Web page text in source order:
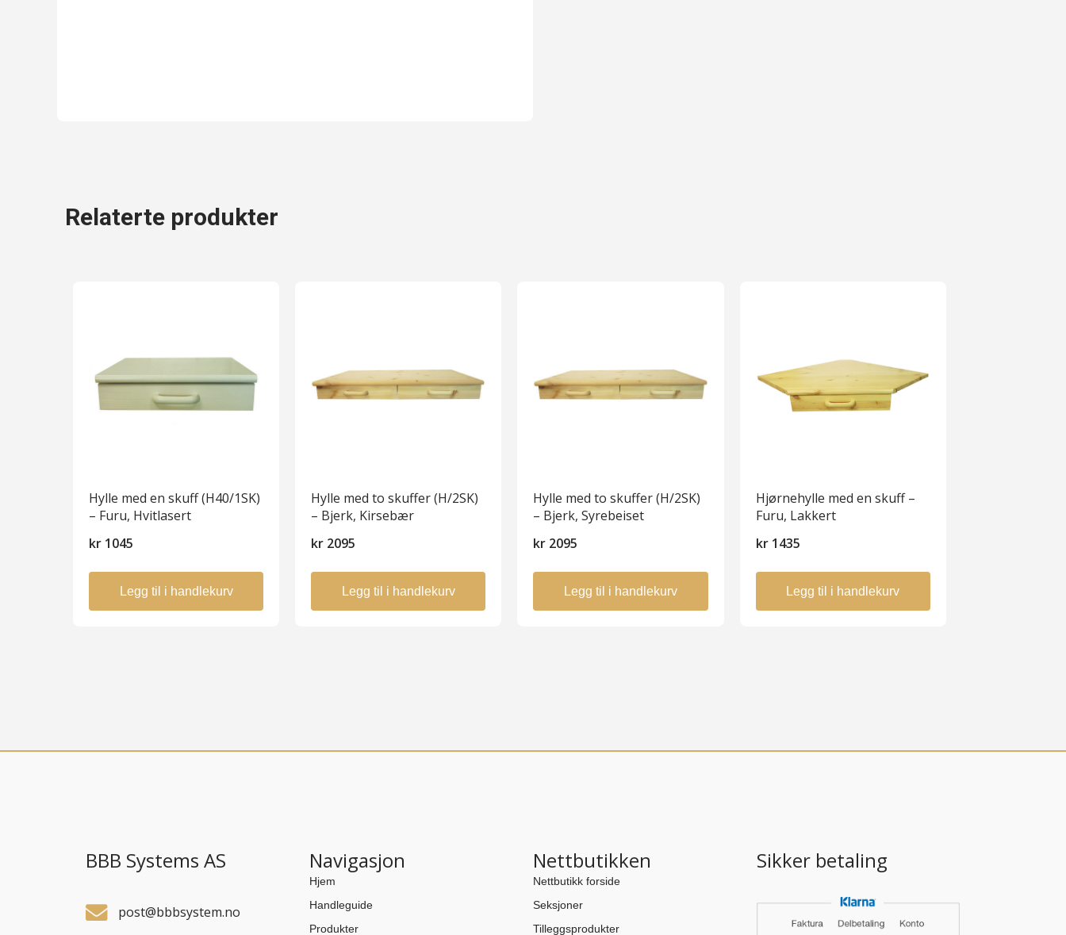
Relaterte produkter
Hylle med en skuff (H40/1SK)
– Furu, Hvitlasert
kr 1045
Legg til i handlekurv
Hylle med to skuffer (H/2SK)
– Bjerk, Kirsebær
kr 2095
Legg til i handlekurv
Hylle med to skuffer (H/2SK)
– Bjerk, Syrebeiset
kr 2095
Legg til i handlekurv
Hjørnehylle med en skuff –
Furu, Lakkert
kr1435
Legg til i handlekurv
BBB Systems AS
post@bbbsystem.no
Navigasjon
Hjem
Handleguide
Produkter
Nettbutikken
Nettbutikk forside
Seksjoner
Tilleggsprodukter
Sikker betaling